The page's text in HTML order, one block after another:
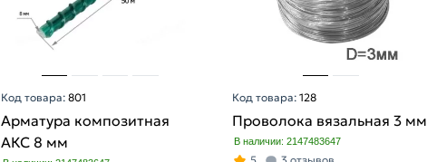
Код товара:801
Арматура композитная
АКС 8 мм
Код товара: 128
Проволока вязальная 3 мм
В наличии: 2147483647